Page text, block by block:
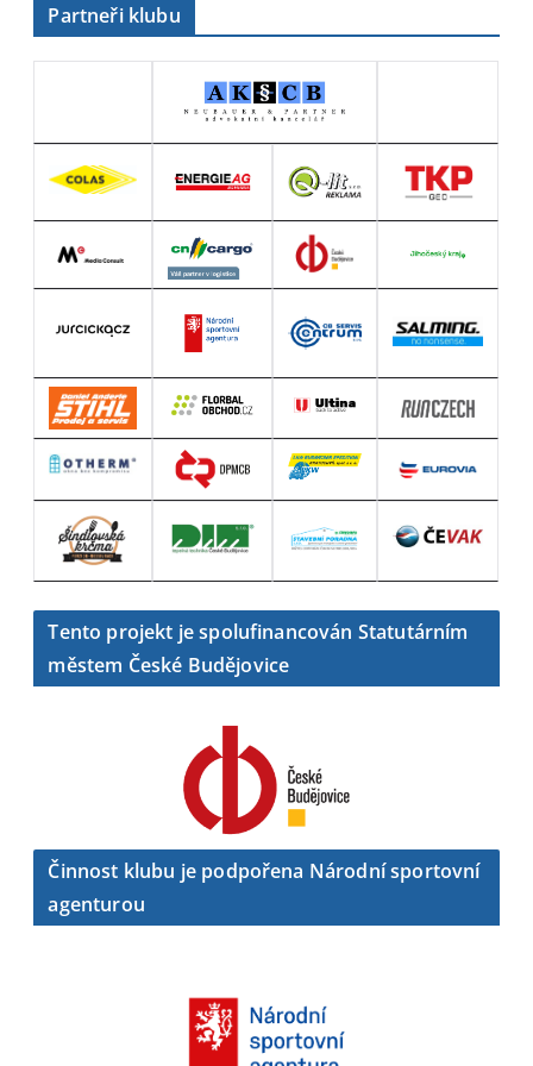
Partneři klubu
Tento projekt je spolufinancován Statutárním
městem České Budějovice
Činnost klubu je podpořena Národní sportovní
agenturou